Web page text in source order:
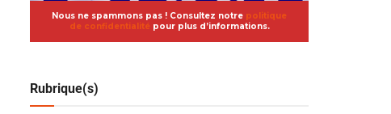
Nous ne spammons pas ! Consultez notre politique
de confidentialité pour plus d’informations.
Rubrique(s)